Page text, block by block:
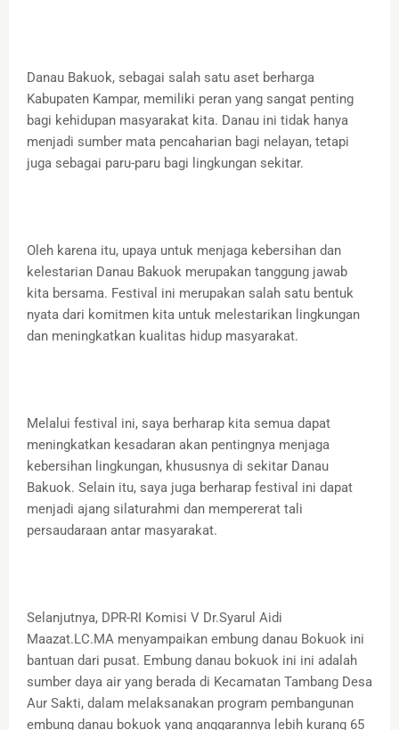
Danau Bakuok, sebagai salah satu aset berharga
Kabupaten Kampar, memiliki peran yang sangat penting
bagi kehidupan masyarakat kita. Danau ini tidak hanya
menjadi sumber mata pencaharian bagi nelayan, tetapi
juga sebagai paru-paru bagi lingkungan sekitar.
Oleh karena itu, upaya untuk menjaga kebersihan dan
kelestarian Danau Bakuok merupakan tanggung jawab
kita bersama. Festival ini merupakan salah satu bentuk
nyata dari komitmen kita untuk melestarikan lingkungan
dan meningkatkan kualitas hidup masyarakat.
Melalui festival ini, saya berharap kita semua dapat
meningkatkan kesadaran akan pentingnya menjaga
kebersihan lingkungan, khususnya di sekitar Danau
Bakuok. Selain itu, saya juga berharap festival ini dapat
menjadi ajang silaturahmi dan mempererat tali
persaudaraan antar masyarakat.
Selanjutnya, DPR-RI Komisi V Dr.Syarul Aidi
Maazat.LC.MA menyampaikan embung danau Bokuok ini
bantuan dari pusat. Embung danau bokuok ini ini adalah
sumber daya air yang berada di Kecamatan Tambang Desa
Aur Sakti, dalam melaksanakan program pembangunan
embung danau bokuok yang anggarannya lebih kurang 65